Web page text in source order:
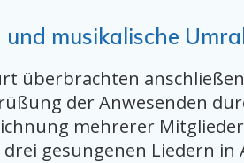
musikalische
überbrachten
der Anwesenden
mehrerer
gesungenen Liedern